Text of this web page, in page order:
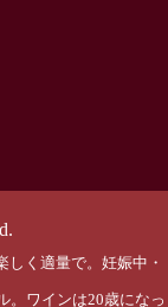
く適量で。妊娠中・
。ワインは20歳になっ